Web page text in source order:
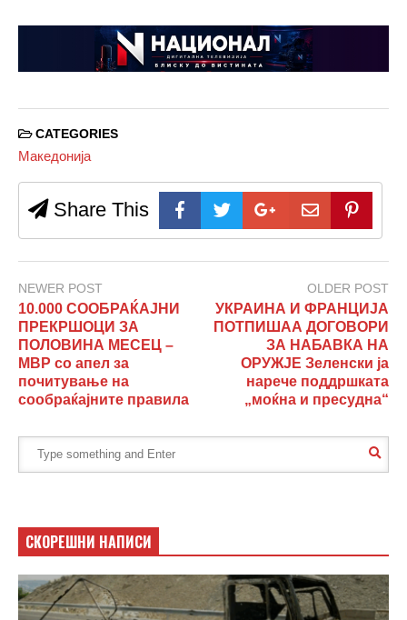
CATEGORIES
Македонија
Share This
NEWER POST
10.000 СООБРАЌАЈНИ
ПРЕКРШОЦИ ЗА
ПОЛОВИНА МЕСЕЦ –
МВР со апел за
почитување на
сообраќајните правила
OLDER POST
УКРАИНА И ФРАНЦИЈА
ПОТПИШАА ДОГОВОРИ
ЗА НАБАВКА НА
ОРУЖЈЕ Зеленски ја
нарече поддршката
„моќна и пресудна“
СКОРЕШНИ НАПИСИ